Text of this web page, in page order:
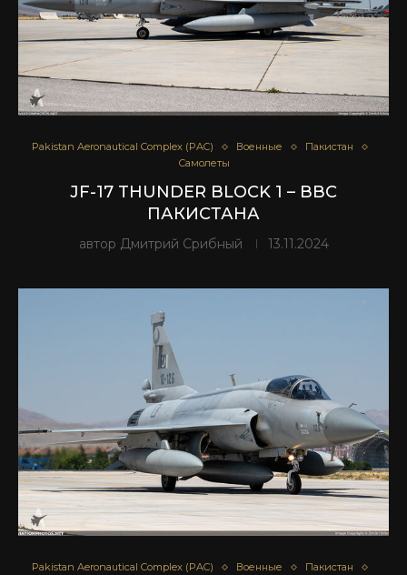
Pakistan Aeronautical Complex (PAC) Военные
Пакистан
Самолеты
JF-17 THUNDER BLOCK 1 – ВВС
ПАКИСТАНА
автор Дмитрий Срибный 13.11.2024
Pakistan Aeronautical Complex (PAC) Военные
Пакистан